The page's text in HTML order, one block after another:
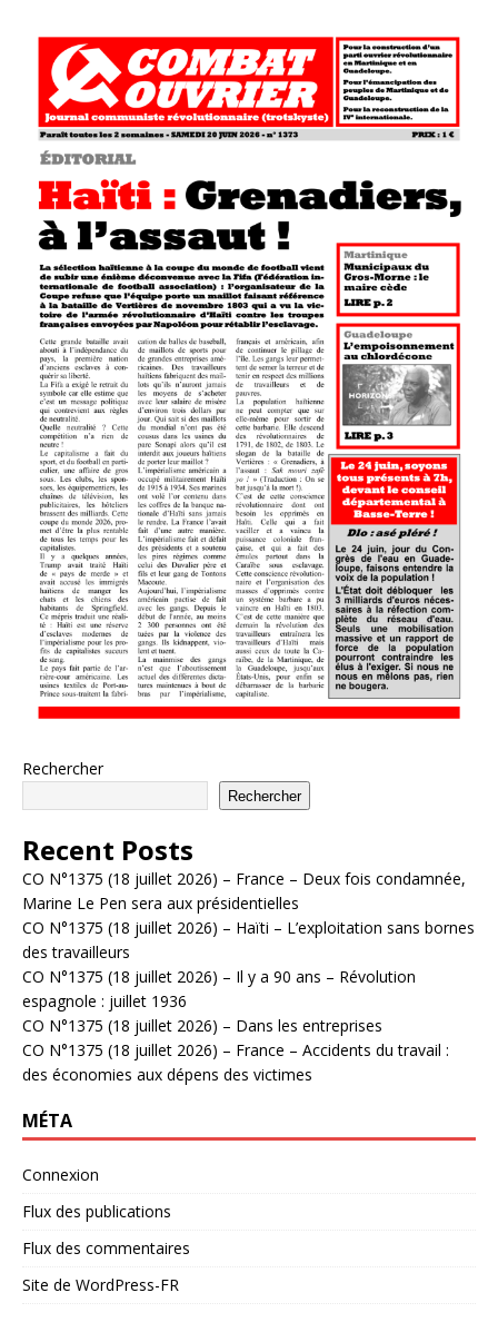
Rechercher
Rechercher
Recent Posts
CO N°1375 (18 juillet 2026) – France – Deux fois condamnée,
Marine Le Pen sera aux présidentielles
CO N°1375 (18 juillet 2026) – Haïti – L’exploitation sans bornes
des travailleurs
CO N°1375 (18 juillet 2026) – Il y a 90 ans – Révolution
espagnole : juillet 1936
CO N°1375 (18 juillet 2026) – Dans les entreprises
CO N°1375 (18 juillet 2026) – France – Accidents du travail :
des économies aux dépens des victimes
MÉTA
Connexion
Flux des publications
Flux des commentaires
Site de WordPress-FR